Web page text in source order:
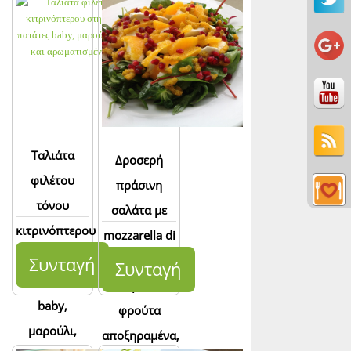
Ταλιάτα
φιλέτου
τόνου
κιτρινόπτερου
στην πλάκα
με πατάτες
baby,
μαρούλι,
Συνταγή
Δροσερή
πράσινη
σαλάτα με
mozzarella di
bufala,
ανάμεικτα
φρούτα
αποξηραμένα,
Συνταγή